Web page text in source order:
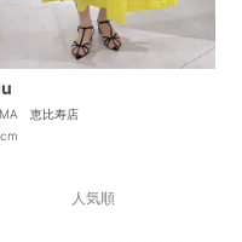
恵比寿店
人気順